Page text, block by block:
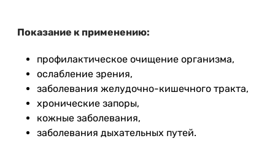
Показание к применению:
профилактическое очищение организма,
ослабление зрения,
заболевания желудочно-кишечного тракта,
хронические запоры,
кожные заболевания,
заболевания дыхательных путей.